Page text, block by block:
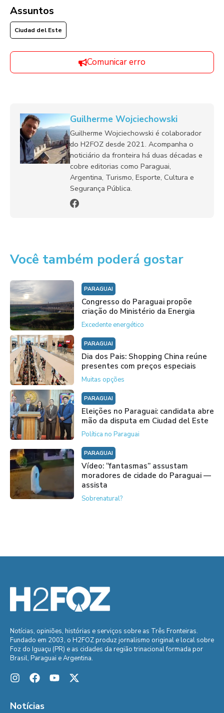
Assuntos
Ciudad del Este
Comunicar erro
Guilherme Wojciechowski
Guilherme Wojciechowski é colaborador
do H2FOZ desde 2021. Acompanha o
noticiário da fronteira há duas décadas e
cobre editorias como Paraguai,
Argentina, Turismo, Esporte, Cultura e
Segurança Pública.
Você também poderá gostar
PARAGUAI
Congresso do Paraguai propõe
criação do Ministério da Energia
Excedente energético
PARAGUAI
Dia dos Pais: Shopping China reúne
presentes com preços especiais
Muitas opções
PARAGUAI
Eleições no Paraguai: candidata abre
mão da disputa em Ciudad del Este
Política no Paraguai
PARAGUAI
Vídeo: “fantasmas” assustam
moradores de cidade do Paraguai —
assista
Sobrenatural?
Notícias, opiniões, histórias e serviços sobre as Três Fronteiras.
Fundado em 2003, o H2FOZ produz jornalismo original e local sobre
Foz do Iguaçu (PR) e as cidades da região trinacional formada por
Brasil, Paraguai e Argentina.
Notícias